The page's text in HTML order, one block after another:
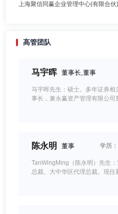
上海聚信同赢企业管理中心(有限合伙)
高管团队
马宇晖 董事长,董事
马宇晖先生：硕士。多年证券
事长，兼永赢资产管理有限公司
陈永明 董事 学历
TanWingMing（陈永明）先生
总裁、大中华区代理总裁。现